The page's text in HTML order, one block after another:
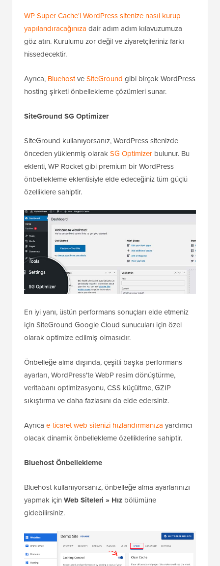
WP Super Cache'i WordPress sitenize nasıl kurup
yapılandıracağınıza dair adım adım kılavuzumuza
göz atın. Kurulumu zor değil ve ziyaretçileriniz farkı
hissedecektir.
Ayrıca, BluehostveSiteGround gibi birçok WordPress
hosting şirketi önbellekleme çözümleri sunar.
SiteGround SG Optimizer
SiteGround kullanıyorsanız, WordPress sitenizde
önceden yüklenmiş olarakSG Optimizer bulunur. Bu
eklenti, WP Rocket gibi premium bir WordPress
önbellekleme eklentisiyle elde edeceğiniz tüm güçlü
özelliklere sahiptir.
En iyi yanı, üstün performans sonuçları elde etmeniz
için SiteGround Google Cloud sunucuları için özel
olarak optimize edilmiş olmasıdır.
Önbelleğe alma dışında, çeşitli başka performans
ayarları, WordPress'te WebP resim dönüştürme,
veritabanı optimizasyonu, CSS küçültme, GZIP
sıkıştırma ve daha fazlasını da elde edersiniz.
Ayrıca e-ticaret web sitenizi hızlandırmanıza yardımcı
olacak dinamik önbellekleme özelliklerine sahiptir.
Bluehost Önbellekleme
Bluehost kullanıyorsanız, önbelleğe alma ayarlarınızı
yapmak için Web Siteleri » Hız bölümüne
gidebilirsiniz.